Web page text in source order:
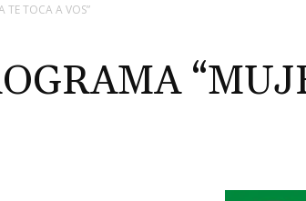
TE TOCA A VOS”